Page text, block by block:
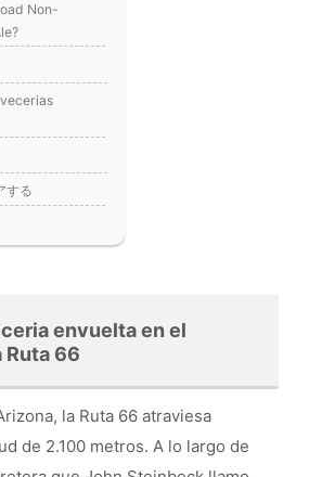
Non-
する
envuelta en el
Ruta 66
la Ruta 66 atraviesa
de 2.100 metros. A lo largo de